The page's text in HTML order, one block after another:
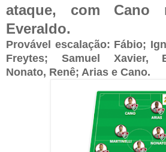
ataque, com
Everaldo.
Provável escalação: Fábio;
Freytes; Samuel Xavier,
Nonato, Renê; Arias e Cano.